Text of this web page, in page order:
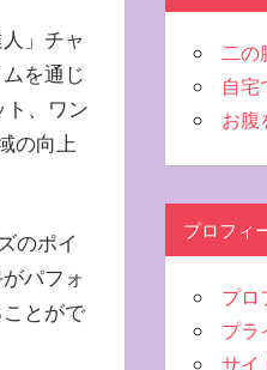
」チャ
を通じ
、ワン
の向上
のポイ
パフォ
とがで
二の
自宅
お腹
プロフィ
プロ
プラ
サイ